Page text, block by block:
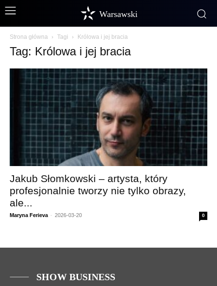
Warsawski
Strona główna Tagi Królowa i jej bracia
Tag: Królowa i jej bracia
Jakub Słomkowski – artysta, który
profesjonalnie tworzy nie tylko obrazy,
ale...
Maryna Ferieva - 2026-03-20 0
SHOW BUSINESS